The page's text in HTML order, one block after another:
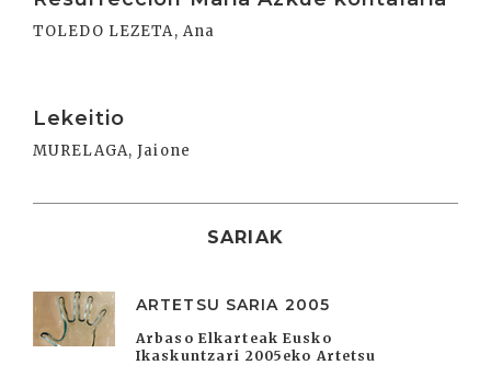
TOLEDO LEZETA, Ana
Lekeitio
MURELAGA, Jaione
SARIAK
ARTETSU SARIA 2005
Arbaso Elkarteak Eusko
Ikaskuntzari 2005eko Artetsu